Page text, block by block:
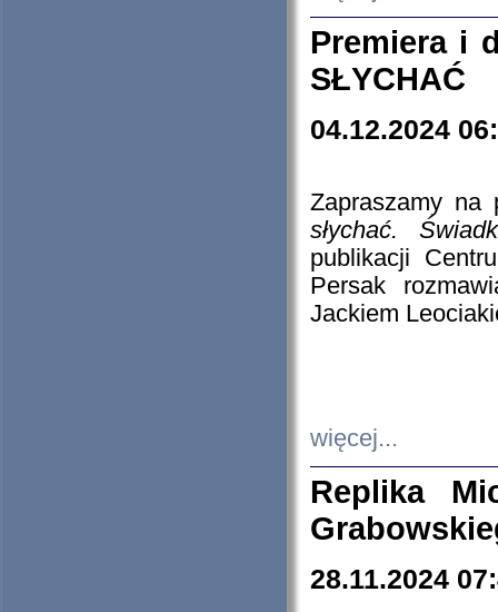
Premiera i
SŁYCHAĆ
04.12.2024
Zapraszamy
słychać.
publikacji
Persak
Jackiem
więcej...
Replika
28.11.2024